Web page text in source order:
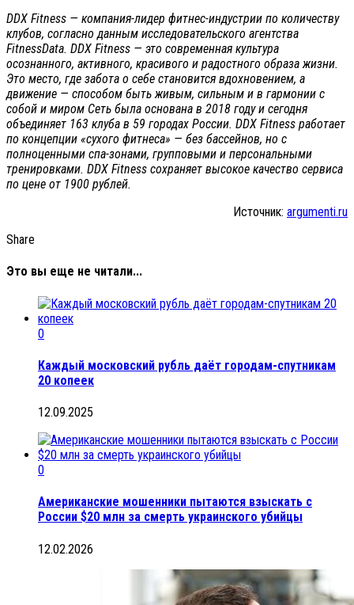
DDX Fitness — компания-лидер фитнес-индустрии по количеству
клубов, согласно данным исследовательского агентства
FitnessData. DDX Fitness — это современная культура
осознанного, активного, красивого и радостного образа жизни.
Это место, где забота о себе становится вдохновением, а
движение — способом быть живым, сильным и в гармонии с
собой и миром Сеть была основана в 2018 году и сегодня
объединяет 163 клуба в 59 городах России. DDX Fitness работает
по концепции «сухого фитнеса» — без бассейнов, но с
полноценными спа-зонами, групповыми и персональными
тренировками. DDX Fitness сохраняет высокое качество сервиса
по цене от 1900 рублей.
Источник: argumenti.ru
Share
Это вы еще не читали...
0
Каждый московский рубль даёт городам-спутникам
20 копеек
12.09.2025
0
Американские мошенники пытаются взыскать с
России $20 млн за смерть украинского убийцы
12.02.2026